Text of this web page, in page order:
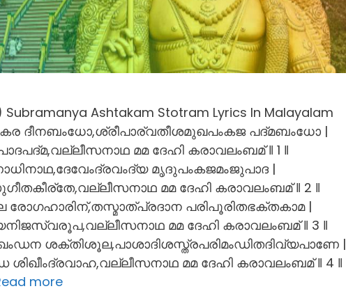
Ashtakam Stotram Lyrics In Malayalam
ദീനബംധോ,ശ്രീപാര്വതീശമുഖപംകജ പദ്മബംധോ |
മമ ദേഹി കരാവലംബമ് ‖ 1 ‖
മൃദുപംകജമംജുപാദ |
മമ ദേഹി കരാവലംബമ് ‖ 2 ‖
രോഗഹാരിന്,തസ്മാത്പ്രദാന പരിപൂരിതഭക്തകാമ |
മമ ദേഹി കരാവലംബമ് ‖ 3 ‖
ശക്തിശൂല,പാശാദിശസ്ത്രപരിമംഡിതദിവ്യപാണേ |
മമ ദേഹി കരാവലംബമ് ‖ 4 ‖
more